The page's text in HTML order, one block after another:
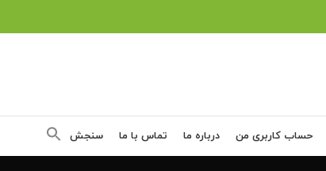
حساب کاربری من درباره ما تماس با ما سنجش